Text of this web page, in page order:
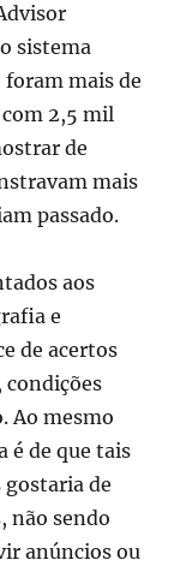
sistema
mais de
2,5 mil
de
mais
passado.
aos
e
de acertos
condições
Ao mesmo
é de que tais
gostaria de
não sendo
anúncios ou